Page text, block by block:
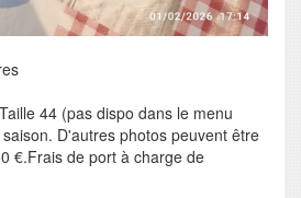
44 (pas dispo dans le menu
D'autres photos peuvent être
€.Frais de port à charge de